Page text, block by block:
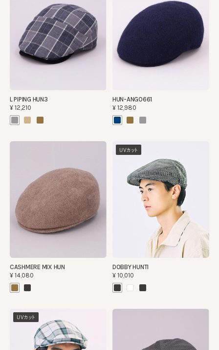
L PIPING HUN3
¥12,210
HUN-ANGO661
¥12,980
CASHMERE MIX HUN
¥14,080
UVカット
DOBBY HUNTI
¥10,010
UVカット